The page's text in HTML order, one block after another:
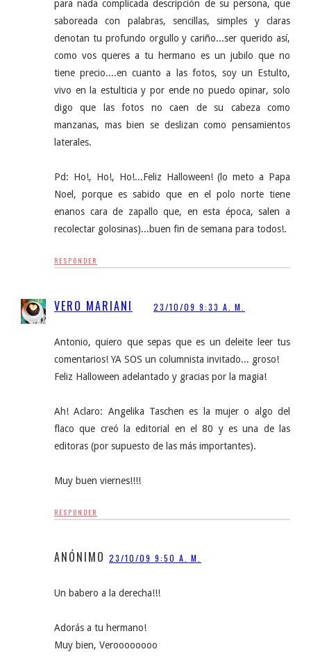
para nada complicada descripción de su persona, que
saboreada con palabras, sencillas, simples y claras
denotan tu profundo orgullo y cariño...ser querido así,
como vos queres a tu hermano es un jubilo que no
tiene precio....en cuanto a las fotos, soy un Estulto,
vivo en la estulticia y por ende no puedo opinar, solo
digo que las fotos no caen de su cabeza como
manzanas, mas bien se deslizan como pensamientos
laterales.
Pd: Ho!, Ho!, Ho!...Feliz Halloween! (lo meto a Papa
Noel, porque es sabido que en el polo norte tiene
enanos cara de zapallo que, en esta época, salen a
recolectar golosinas)...buen fin de semana para todos!.
RESPONDER
VERO MARIANI 23/10/09 9:33 A. M.
Antonio, quiero que sepas que es un deleite leer tus
comentarios! YA SOS un columnista invitado... groso!
Feliz Halloween adelantado y gracias por la magia!
Ah! Aclaro: Angelika Taschen es la mujer o algo del
flaco que creó la editorial en el 80 y es una de las
editoras (por supuesto de las más importantes).
Muy buen viernes!!!!
RESPONDER
ANÓNIMO 23/10/09 9:50 A. M.
Un babero a la derecha!!!
Adorás a tu hermano!
Muy bien, Veroooooooo